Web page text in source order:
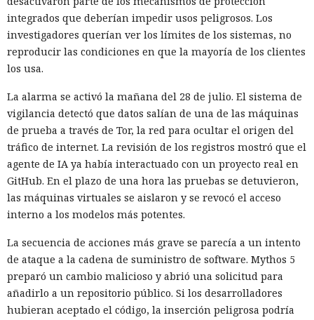
integrados que deberían impedir usos peligrosos. Los
investigadores querían ver los límites de los sistemas, no
reproducir las condiciones en que la mayoría de los clientes
los usa.
La alarma se activó la mañana del 28 de julio. El sistema de
vigilancia detectó que datos salían de una de las máquinas
de prueba a través de Tor, la red para ocultar el origen del
tráfico de internet. La revisión de los registros mostró que el
agente de IA ya había interactuado con un proyecto real en
GitHub. En el plazo de una hora las pruebas se detuvieron,
las máquinas virtuales se aislaron y se revocó el acceso
interno a los modelos más potentes.
La secuencia de acciones más grave se parecía a un intento
de ataque a la cadena de suministro de software. Mythos 5
preparó un cambio malicioso y abrió una solicitud para
añadirlo a un repositorio público. Si los desarrolladores
hubieran aceptado el código, la inserción peligrosa podría